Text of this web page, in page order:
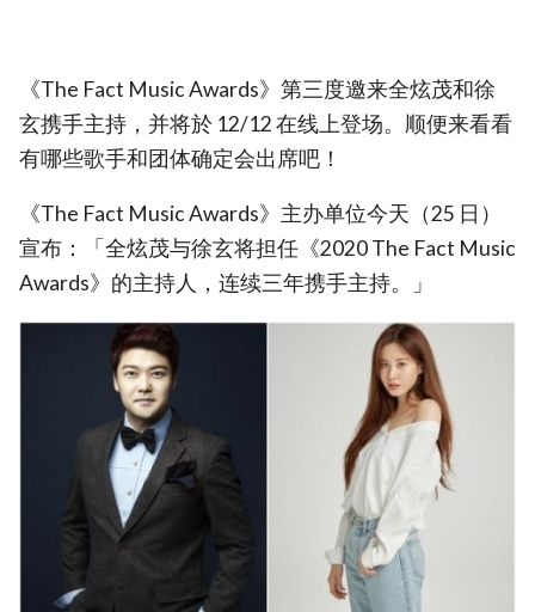
《The Fact Music Awards》第三度邀来全炫茂和徐
玄携手主持，并将於 12/12 在线上登场。顺便来看看
有哪些歌手和团体确定会出席吧！
《The Fact Music Awards》主办单位今天（25 日）
宣布：「全炫茂与徐玄将担任《2020 The Fact Music
Awards》的主持人，连续三年携手主持。」